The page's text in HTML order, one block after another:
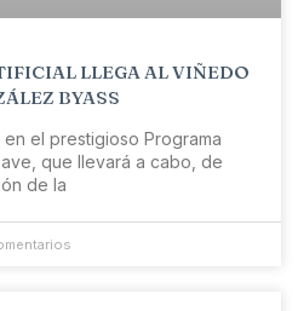
LLEGA AL VIÑEDO
BYASS
el prestigioso Programa
que llevará a cabo, de
de la